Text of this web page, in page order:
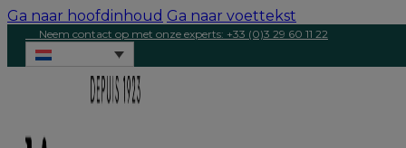
Ga naar hoofdinhoud Ga naar voettekst
Neem contact op met onze experts: +33 (0)3 29 60 11 22